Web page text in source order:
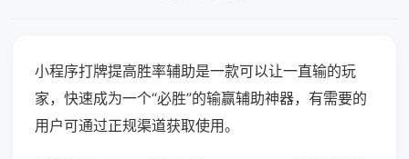
小程序打牌提高胜率辅助是一款可以让一直输的玩
家，快速成为一个“必胜”的输赢辅助神器，有需要的
用户可通过正规渠道获取使用。